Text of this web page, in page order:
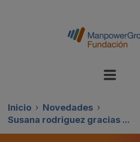
Inicio
Novedades
Susana rodriguez gracias ...